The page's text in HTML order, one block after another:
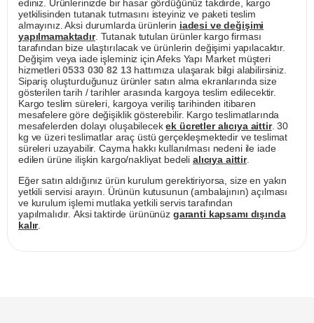
ediniz. Ürünlerinizde bir hasar gördüğünüz takdirde, kargo
yetkilisinden tutanak tutmasını isteyiniz ve paketi teslim
almayınız. Aksi durumlarda ürünlerin iadesi ve değişimi
yapılmamaktadır. Tutanak tutulan ürünler kargo firması
tarafından bize ulaştırılacak ve ürünlerin değişimi yapılacaktır.
Değişim veya iade işleminiz için Afeks Yapı Market müşteri
hizmetleri0533 030 82 13hattımıza ulaşarak bilgi alabilirsiniz.
Sipariş oluşturduğunuz ürünler satın alma ekranlarında size
gösterilen tarih / tarihler arasında kargoya teslim edilecektir.
Kargo teslim süreleri, kargoya veriliş tarihinden itibaren
mesafelere göre değişiklik gösterebilir. Kargo teslimatlarında
mesafelerden dolayı oluşabilecekek ücretler alıcıya aittir. 30
kg ve üzeri teslimatlar araç üstü gerçekleşmektedir ve teslimat
süreleri uzayabilir. Cayma hakkı kullanılması nedeni ile iade
edilen ürüne ilişkin kargo/nakliyat bedeli alıcıya aittir.
Eğer satın aldığınız ürün kurulum gerektiriyorsa, size en yakın
yetkili servisi arayın. Ürünün kutusunun (ambalajının) açılması
ve kurulum işlemi mutlaka yetkili servis tarafından
yapılmalıdır. Aksi taktirde ürününüz garanti kapsamı dışında
kalır.